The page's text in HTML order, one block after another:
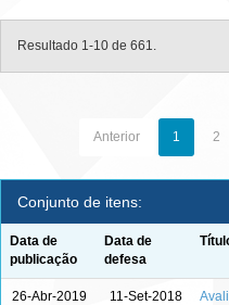
Resultado 1-10 de 661.
Anterior 1 2
Conjunto de itens:
Data de
publicação
Data de
defesa
26-Abr-2019 11-Set-2018